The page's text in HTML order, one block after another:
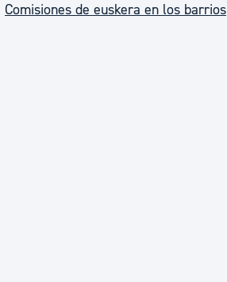
Comisiones de euskera en los barrios